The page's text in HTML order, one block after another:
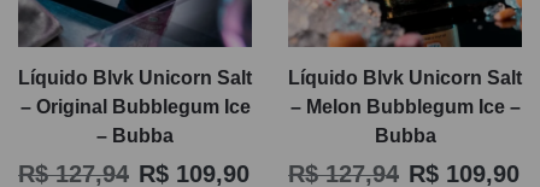
Líquido Blvk Unicorn Salt
– Original Bubblegum Ice
– Bubba
R$127,94 R$ 109,90
Líquido Blvk Unicorn Salt
– Melon Bubblegum Ice –
Bubba
R$127,94 R$ 109,90